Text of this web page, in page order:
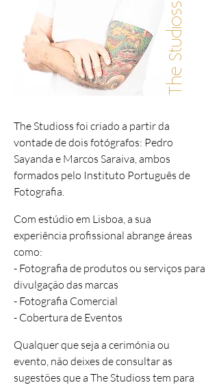
The Studioss
The Studioss foi criado a partir da
vontade de dois fotógrafos: Pedro
Sayanda e Marcos Saraiva, ambos
formados pelo Instituto Português de
Fotografia.
Com estúdio em Lisboa, a sua
experiência profissional abrange áreas
como:
- Fotografia de produtos ou serviços para
divulgação das marcas
- Fotografia Comercial
- Cobertura de Eventos
Qualquer que seja a cerimónia ou
evento, não deixes de consultar as
sugestões que a The Studioss tem para